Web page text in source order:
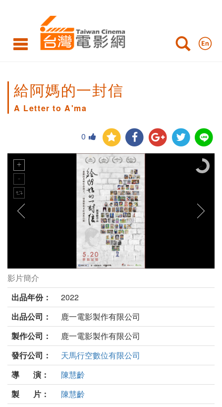
給阿媽的一封信
A Letter to A'ma
0
給阿媽的一封信劇照
影片簡介
出品年份：
2022
出品公司：
鹿一電影製作有限公司
製作公司：
鹿一電影製作有限公司
發行公司：
天馬行空數位有限公司
導 演：
陳慧齡
製 片：
陳慧齡